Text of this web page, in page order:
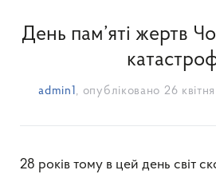
День пам’яті жертв
admin1, опубліковано 26
28 років тому в цей день світ